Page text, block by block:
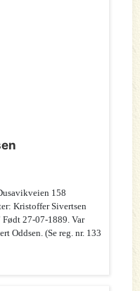
158
Kristoffer Sivertsen
27-07-1889. Var
Oddsen. (Se reg. nr. 133